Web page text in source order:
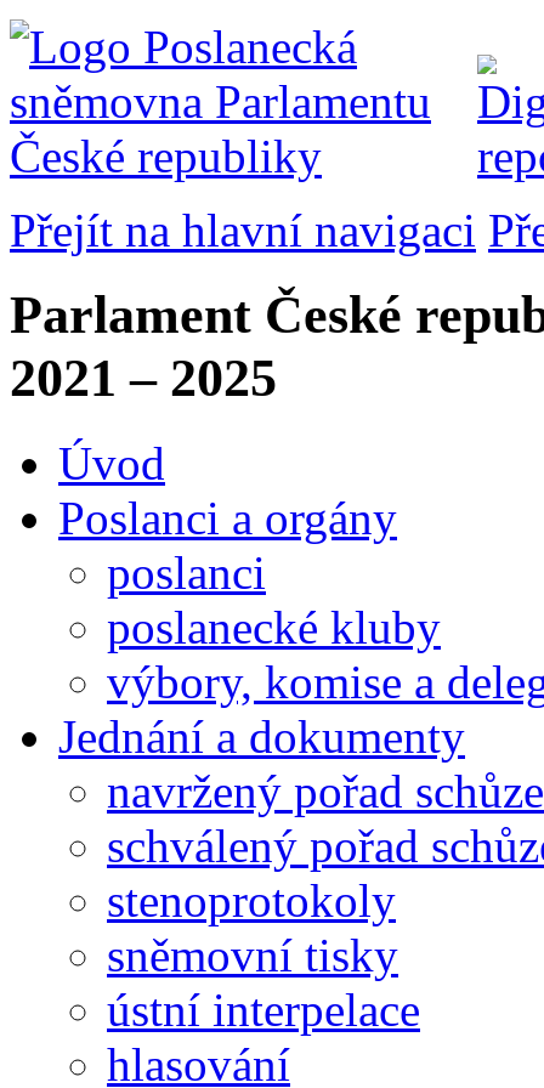
Přejít na hlavní navigaci
Parlament České
2021 – 2025
Úvod
Poslanci a orgány
poslanci
poslanecké kluby
výbory, komise a
Jednání a dokumenty
navržený pořad schůze
schválený pořad
stenoprotokoly
sněmovní tisky
ústní interpelace
hlasování